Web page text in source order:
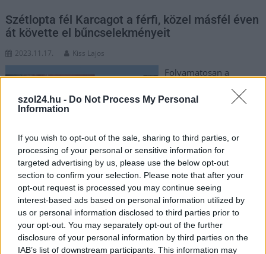
szol24.hu - Do Not Process My Personal
Information
If you wish to opt-out of the sale, sharing to third parties, or
processing of your personal or sensitive information for
targeted advertising by us, please use the below opt-out
section to confirm your selection. Please note that after your
opt-out request is processed you may continue seeing
interest-based ads based on personal information utilized by
us or personal information disclosed to third parties prior to
your opt-out. You may separately opt-out of the further
disclosure of your personal information by third parties on the
IAB’s list of downstream participants. This information may
Szétlopta fél Karcagot a férfi, közel másfél éven
át követte el bűncselekményeit
2023.11.17. Kiss Lajos
Folyamatosan a
karcagiakat rövidítette
meg, többnyire
lopással gyanúsítanak
egy férfit, aki a
rendőrségi fogdában
várja a bíróság döntését letartóztatásáról.
TOVÁBB OLVASOM
JNSZ megyei hírek 16 bűneset,Jász-Nagykun-Szolnok megye,